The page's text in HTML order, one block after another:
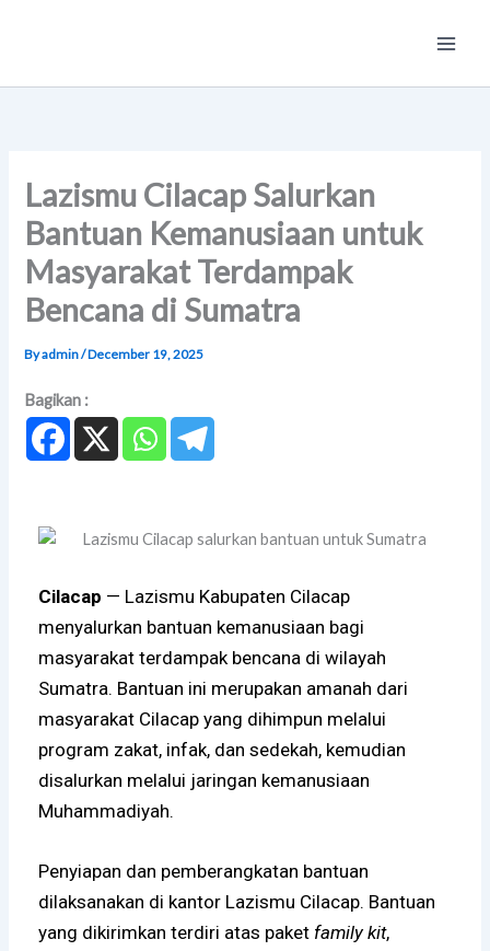
Menu
Lazismu Cilacap Salurkan
Bantuan Kemanusiaan untuk
Masyarakat Terdampak
Bencana di Sumatra
Byadmin/December 19, 2025
Bagikan :
Cilacap — Lazismu Kabupaten Cilacap
menyalurkan bantuan kemanusiaan bagi
masyarakat terdampak bencana di wilayah
Sumatra. Bantuan ini merupakan amanah dari
masyarakat Cilacap yang dihimpun melalui
program zakat, infak, dan sedekah, kemudian
disalurkan melalui jaringan kemanusiaan
Muhammadiyah.
Penyiapan dan pemberangkatan bantuan
dilaksanakan di kantor Lazismu Cilacap. Bantuan
yang dikirimkan terdiri atas paket family kit,